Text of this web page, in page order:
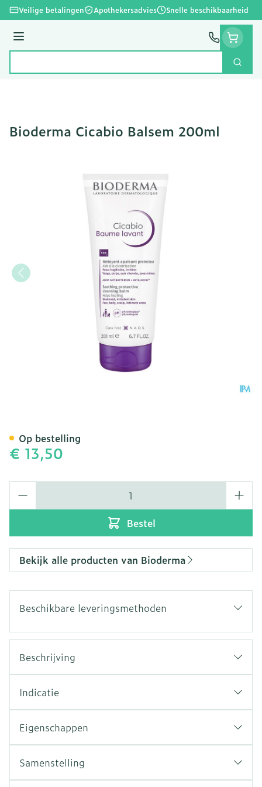
Ga naar de inhoud
Veilige betalingen Apothekersadvies Snelle beschikbaarheid
Menu
Zoek
Bioderma Cicabio Balsem 200ml
€ 13,50
Bestel
Op bestelling
Bekijk alle producten van Bioderma
Beschikbare leveringsmethoden
Beschrijving
Indicatie
Eigenschappen
Samenstelling